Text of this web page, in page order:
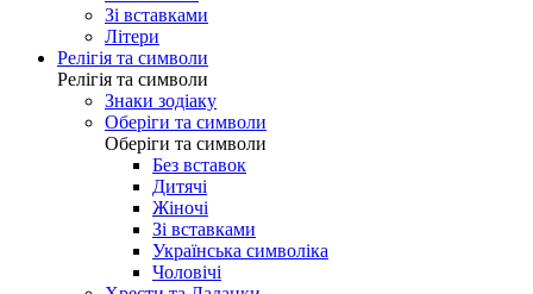
Зі вставками
Літери
Релігія та символи
Релігія та символи
Знаки зодіаку
Оберіги та символи
Оберіги та символи
Без вставок
Дитячі
Жіночі
Зі вставками
Українська символіка
Чоловічі